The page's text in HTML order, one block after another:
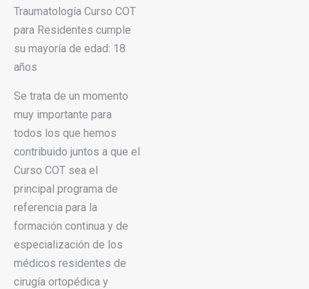
Traumatología Curso COT
para Residentes cumple
su mayoría de edad: 18
años
Se trata de un momento
muy importante para
todos los que hemos
contribuido juntos a que el
Curso COT sea el
principal programa de
referencia para la
formación continua y de
especialización de los
médicos residentes de
cirugía ortopédica y